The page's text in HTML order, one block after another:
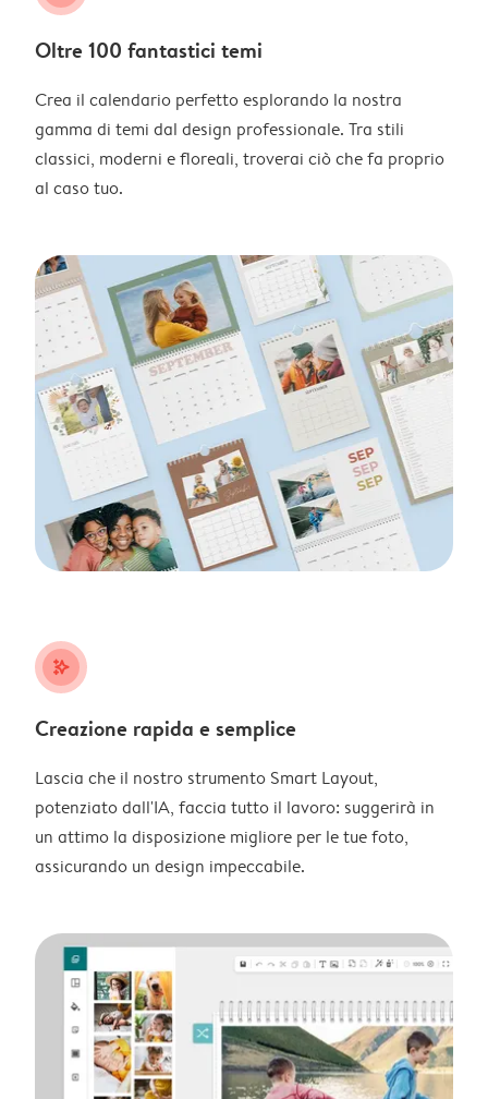
Oltre 100 fantastici temi
Crea il calendario perfetto esplorando la nostra
gamma di temi dal design professionale. Tra stili
classici, moderni e floreali, troverai ciò che fa proprio
al caso tuo.
stars_plus
Creazione rapida e semplice
Lascia che il nostro strumento Smart Layout,
potenziato dall'IA, faccia tutto il lavoro: suggerirà in
un attimo la disposizione migliore per le tue foto,
assicurando un design impeccabile.